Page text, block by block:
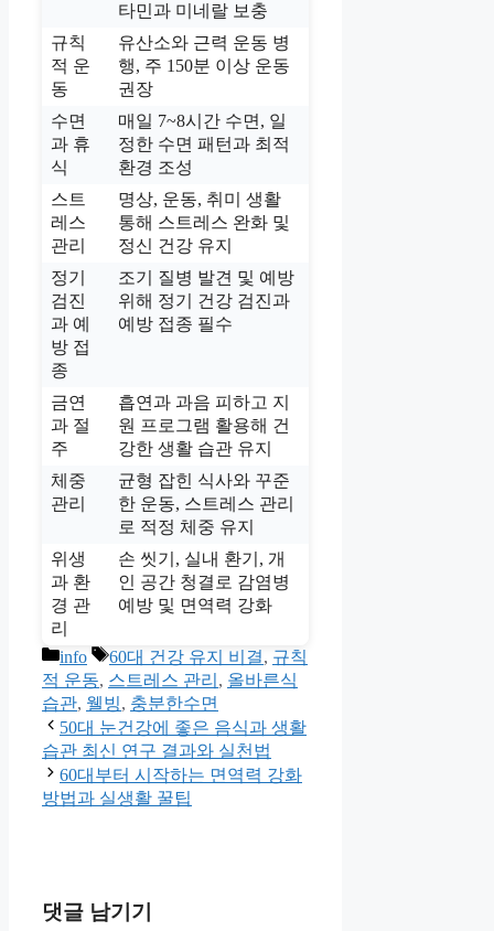
타민과 미네랄 보충
규칙
적 운
동
유산소와 근력 운동 병
행, 주 150분 이상 운동
권장
수면
과 휴
식
매일 7~8시간 수면, 일
정한 수면 패턴과 최적
환경 조성
스트
레스
관리
명상, 운동, 취미 생활
통해 스트레스 완화 및
정신 건강 유지
정기
검진
과 예
방 접
종
조기 질병 발견 및 예방
위해 정기 건강 검진과
예방 접종 필수
금연
과 절
주
흡연과 과음 피하고 지
원 프로그램 활용해 건
강한 생활 습관 유지
체중
관리
균형 잡힌 식사와 꾸준
한 운동, 스트레스 관리
로 적정 체중 유지
위생
과 환
경 관
리
손 씻기, 실내 환기, 개
인 공간 청결로 감염병
예방 및 면역력 강화
카
테
고
리
info
태
그
60대 건강 유지 비결, 규칙
적 운동, 스트레스 관리 , 올바른식
습관, 웰빙, 충분한수면
50대 눈건강에 좋은 음식과 생활
습관 최신 연구 결과와 실천법
60대부터 시작하는 면역력 강화
방법과 실생활 꿀팁
댓글 남기기